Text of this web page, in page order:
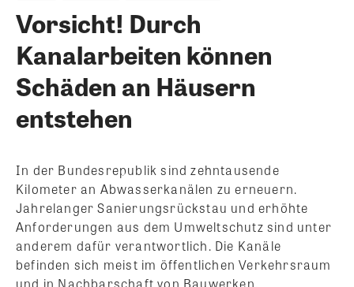
Vorsicht! Durch
Kanalarbeiten können
Schäden an Häusern
entstehen
In der Bundesrepublik sind zehntausende
Kilometer an Abwasserkanälen zu erneuern.
Jahrelanger Sanierungsrückstau und erhöhte
Anforderungen aus dem Umweltschutz sind unter
anderem dafür verantwortlich. Die Kanäle
befinden sich meist im öffentlichen Verkehrsraum